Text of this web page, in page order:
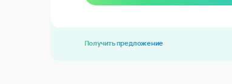
Получить предложение